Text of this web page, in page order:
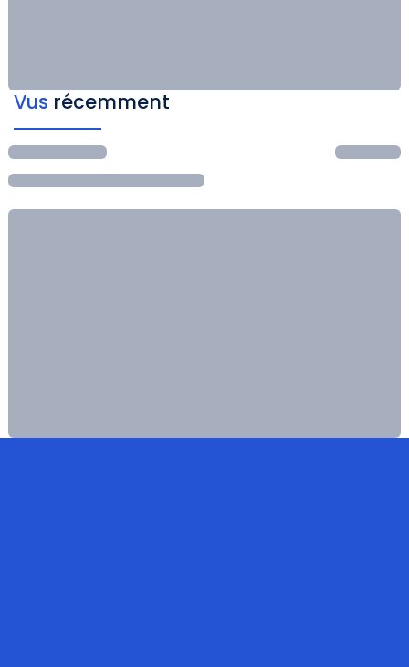
Vus récemment